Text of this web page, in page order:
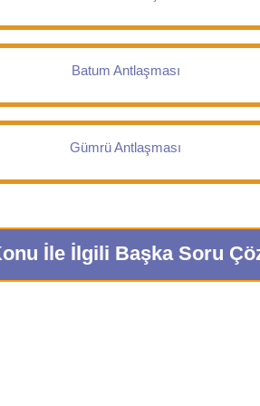
Batum Antlaşması
Gümrü Antlaşması
İle İlgili Başka Soru